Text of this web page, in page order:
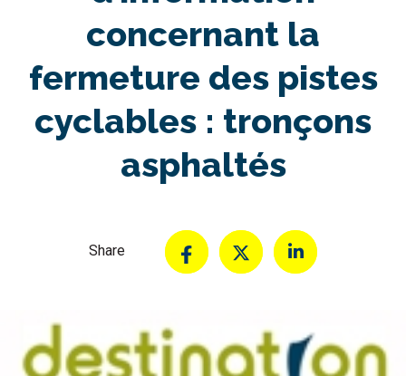
concernant la
fermeture des pistes
cyclables : tronçons
asphaltés
Share